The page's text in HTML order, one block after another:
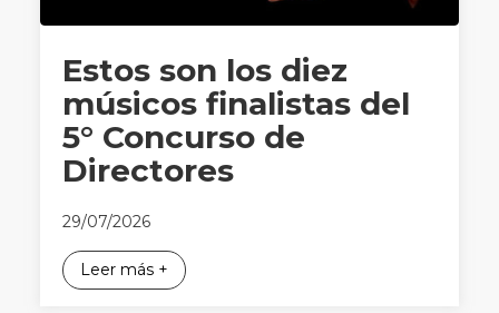
Estos son los diez
músicos finalistas del
5° Concurso de
Directores
29/07/2026
Leer más +